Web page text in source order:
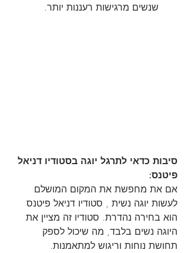
שנשים מרגישות רעננות יותר.
סיבות כדאי לתרגל יוגה בסטודיו דניאל
פיטנס:
אם את מחפשת את המקום המושלם
לעשות יוגה נשית , סטודיו דניאל פיטנס
הוא בחירה נהדרת. סטודיו זה מציין את
היוגה נשים בלבד, מה שיכול לספק
תחושת נוחות וריגוש למתאמנות.